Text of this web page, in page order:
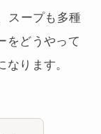
スープも多種
をどうやって
ります。